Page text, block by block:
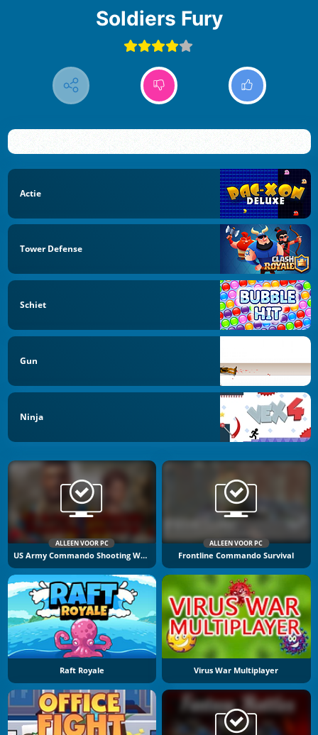
Soldiers Fury
Actie
Tower Defense
Schiet
Gun
Ninja
ALLEEN VOOR PC
US Army Commando Shooting Warzone
ALLEEN VOOR PC
Frontline Commando Survival
Raft Royale Virus War Multiplayer